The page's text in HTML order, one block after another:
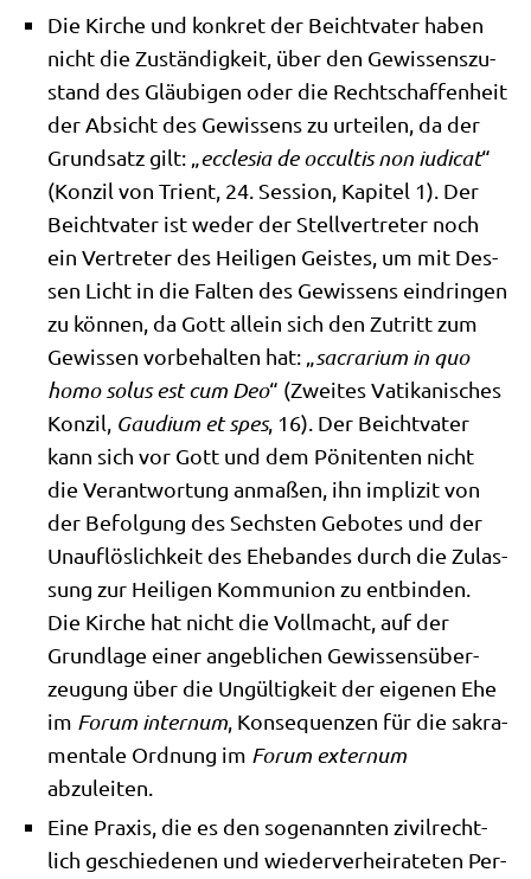
Die Kir­che und kon­kret der Beicht­va­ter haben
nicht die Zustän­dig­keit, über den Gewis­sens­zu­
stand des Gläu­bi­gen oder die Recht­schaf­fen­heit
der Absicht des Gewis­sens zu urtei­len, da der
Grund­satz gilt: „eccle­sia de occul­tis non iudi­cat“
(Kon­zil von Tri­ent, 24. Ses­si­on, Kapi­tel 1). Der
Beicht­va­ter ist weder der Stell­ver­tre­ter noch
ein Ver­tre­ter des Hei­li­gen Gei­stes, um mit Des­
sen Licht in die Fal­ten des Gewis­sens ein­drin­gen
zu kön­nen, da Gott allein sich den Zutritt zum
Gewis­sen vor­be­hal­ten hat: „sacra­ri­um in quo
homo solus est cum Deo“ (Zwei­tes Vati­ka­ni­sches
Kon­zil, Gau­di­um et spes, 16). Der Beicht­va­ter
kann sich vor Gott und dem Pöni­ten­ten nicht
die Ver­ant­wor­tung anma­ßen, ihn impli­zit von
der Befol­gung des Sech­sten Gebo­tes und der
Unauf­lös­lich­keit des Ehe­ban­des durch die Zulas­
sung zur Hei­li­gen Kom­mu­ni­on zu ent­bin­den.
Die Kir­che hat nicht die Voll­macht, auf der
Grund­la­ge einer angeb­li­chen Gewis­sens­über­
zeu­gung über die Ungül­tig­keit der eige­nen Ehe
im Forum inter­num, Kon­se­quen­zen für die sakra­
men­ta­le Ord­nung im Forum exter­num
abzuleiten.
Eine Pra­xis, die es den soge­nann­ten zivil­recht­
lich geschie­de­nen und wie­der­ver­hei­ra­te­ten Per­